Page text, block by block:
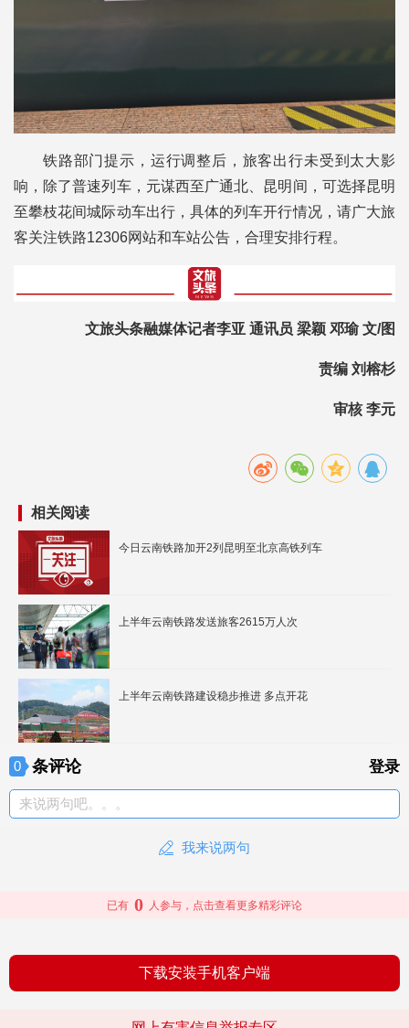
铁路部门提示，运行调整后，旅客出行未受到太大影
响，除了普速列车，元谋西至广通北、昆明间，可选择昆明
至攀枝花间城际动车出行，具体的列车开行情况，请广大旅
客关注铁路12306网站和车站公告，合理安排行程。
文旅头条融媒体记者李亚 通讯员 梁颖 邓瑜 文/图
责编 刘榕杉
审核 李元
相关阅读
今日云南铁路加开2列昆明至北京高铁列车
上半年云南铁路发送旅客2615万人次
上半年云南铁路建设稳步推进 多点开花
0 条评论 登录
来说两句吧。。。
我来说两句
已有 0 人参与，点击查看更多精彩评论
下载安装手机客户端